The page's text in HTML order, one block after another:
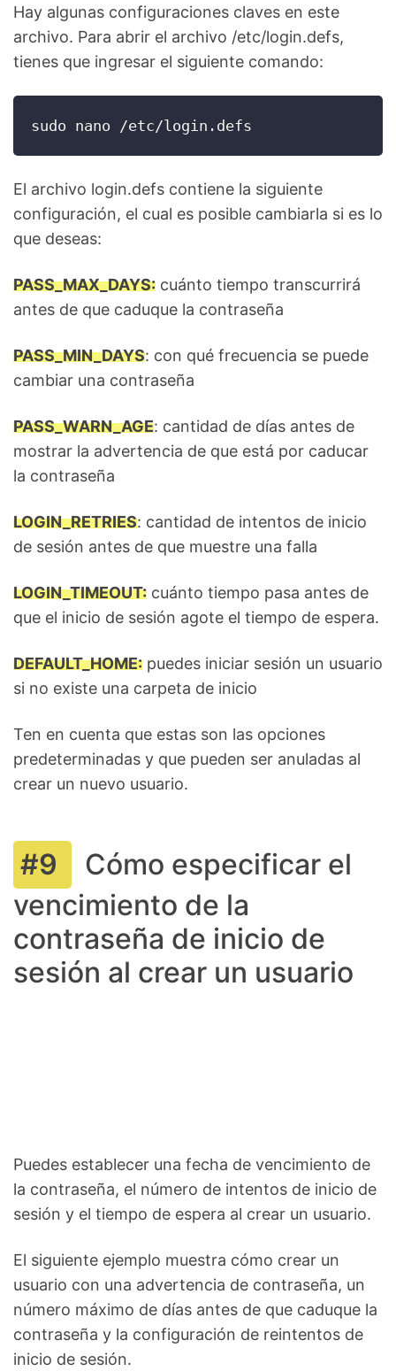
Hay algunas configuraciones claves en este
archivo. Para abrir el archivo /etc/login.defs,
tienes que ingresar el siguiente comando:
sudo nano /etc/login.defs
El archivo login.defs contiene la siguiente
configuración, el cual es posible cambiarla si es lo
que deseas:
PASS_MAX_DAYS: cuánto tiempo transcurrirá
antes de que caduque la contraseña
PASS_MIN_DAYS: con qué frecuencia se puede
cambiar una contraseña
PASS_WARN_AGE: cantidad de días antes de
mostrar la advertencia de que está por caducar
la contraseña
LOGIN_RETRIES: cantidad de intentos de inicio
de sesión antes de que muestre una falla
LOGIN_TIMEOUT: cuánto tiempo pasa antes de
que el inicio de sesión agote el tiempo de espera.
DEFAULT_HOME: puedes iniciar sesión un usuario
si no existe una carpeta de inicio
Ten en cuenta que estas son las opciones
predeterminadas y que pueden ser anuladas al
crear un nuevo usuario.
Cómo especificar el
vencimiento de la
contraseña de inicio de
sesión al crear un usuario
Puedes establecer una fecha de vencimiento de
la contraseña, el número de intentos de inicio de
sesión y el tiempo de espera al crear un usuario.
El siguiente ejemplo muestra cómo crear un
usuario con una advertencia de contraseña, un
número máximo de días antes de que caduque la
contraseña y la configuración de reintentos de
inicio de sesión.